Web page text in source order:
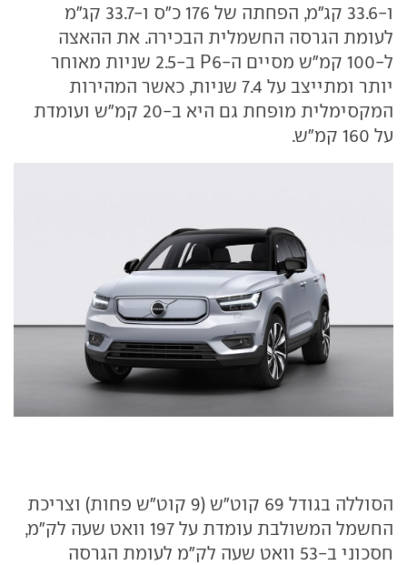
ו-33.6 קג"מ, הפחתה של 176 כ"ס ו-33.7 קג"מ
לעומת הגרסה החשמלית הבכירה. את ההאצה
ל-100 קמ"ש מסיים ה-P6 ב-2.5 שניות מאוחר
יותר ומתייצב על 7.4 שניות, כאשר המהירות
המקסימלית מופחת גם היא ב-20 קמ"ש ועומדת
על 160 קמ"ש.
הסוללה בגודל 69 קוט"ש (9 קוט"ש פחות) וצריכת
החשמל המשולבת עומדת על 197 וואט שעה לק"מ,
חסכוני ב-53 וואט שעה לק"מ לעומת הגרסה